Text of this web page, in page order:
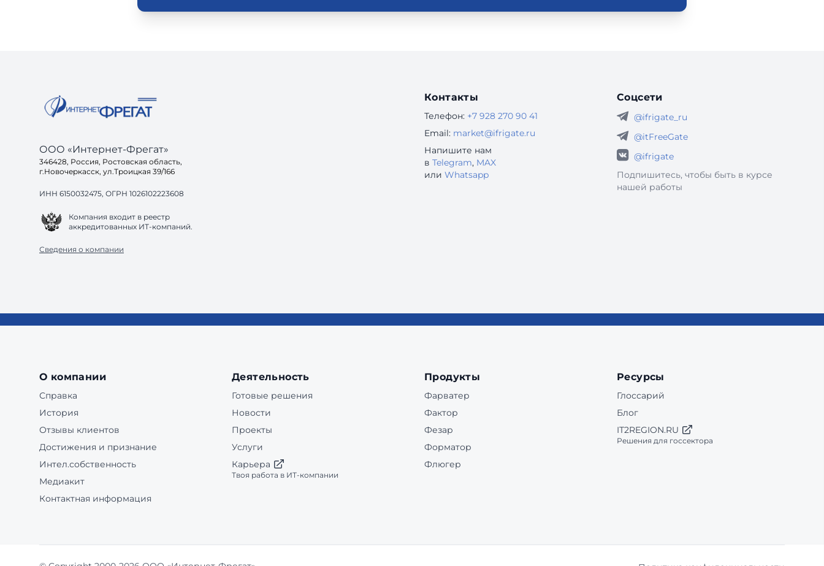
ООО «Интернет-Фрегат»
346428, Россия, Ростовская область,
г.Новочеркасск, ул.Троицкая 39/166
ИНН 6150032475, ОГРН 1026102223608
Компания входит в реестр
аккредитованных ИТ-компаний.
Сведения о компании
Контакты
Телефон: +7 928 270 90 41
Email: market@ifrigate.ru
Напишите нам
в Telegram, MAX
или Whatsapp
Соцсети
@ifrigate_ru
@itFreeGate
@ifrigate
Подпишитесь, чтобы быть в курсе
нашей работы
О компании
Справка
История
Отзывы клиентов
Достижения и признание
Интел.собственность
Медиакит
Контактная информация
Деятельность
Готовые решения
Новости
Проекты
Услуги
Карьера
Твоя работа в ИТ-компании
Продукты
Фарватер
Фактор
Фезар
Форматор
Флюгер
Ресурсы
Глоссарий
Блог
IT2REGION.RU
Решения для госсектора